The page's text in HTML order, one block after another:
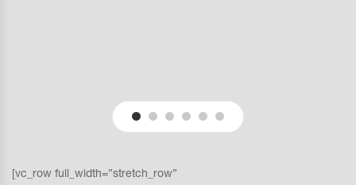
[vc_row full_width=”stretch_row”